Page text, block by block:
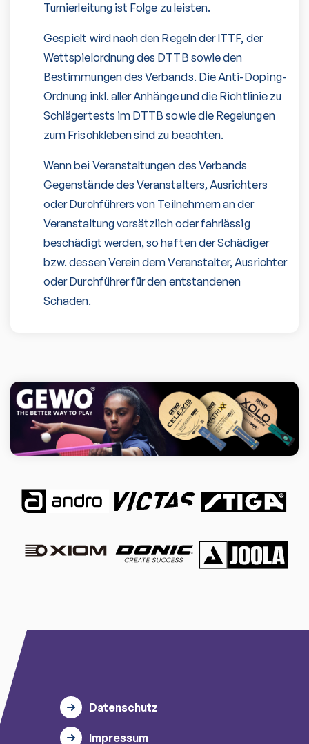
Turnierleitung ist Folge zu leisten.
Gespielt wird nach den Regeln der ITTF, der
Wettspielordnung des DTTB sowie den
Bestimmungen des Verbands. Die Anti-Doping-
Ordnung inkl. aller Anhänge und die Richtlinie zu
Schlägertests im DTTB sowie die Regelungen
zum Frischkleben sind zu beachten.
Wenn bei Veranstaltungen des Verbands
Gegenstände des Veranstalters, Ausrichters
oder Durchführers von Teilnehmern an der
Veranstaltung vorsätzlich oder fahrlässig
beschädigt werden, so haften der Schädiger
bzw. dessen Verein dem Veranstalter, Ausrichter
oder Durchführer für den entstandenen
Schaden.
Datenschutz
Impressum